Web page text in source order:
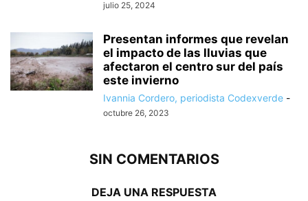
julio 25, 2024
Presentan informes que revelan
el impacto de las lluvias que
afectaron el centro sur del país
este invierno
Ivannia Cordero, periodista Codexverde -
octubre 26, 2023
SIN COMENTARIOS
DEJA UNA RESPUESTA